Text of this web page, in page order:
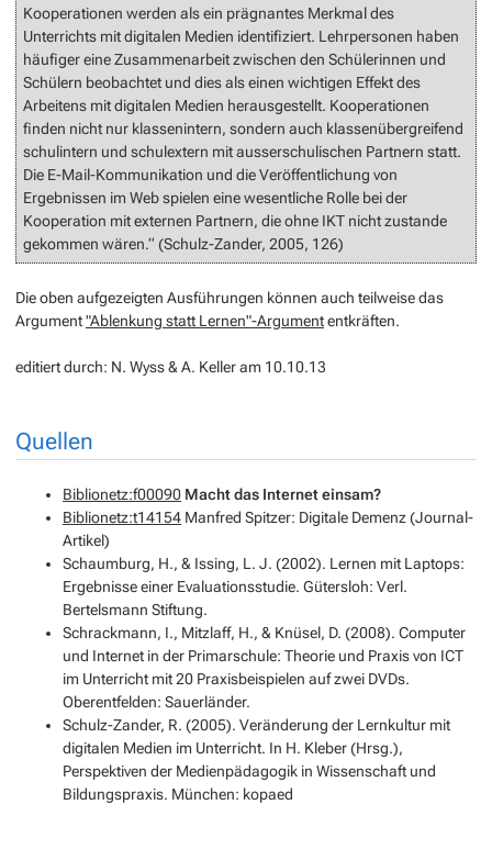
Kooperationen werden als ein prägnantes Merkmal des
Unterrichts mit digitalen Medien identifiziert. Lehrpersonen haben
häufiger eine Zusammenarbeit zwischen den Schülerinnen und
Schülern beobachtet und dies als einen wichtigen Effekt des
Arbeitens mit digitalen Medien herausgestellt. Kooperationen
finden nicht nur klassenintern, sondern auch klassenübergreifend
schulintern und schulextern mit ausserschulischen Partnern statt.
Die E-Mail-Kommunikation und die Veröffentlichung von
Ergebnissen im Web spielen eine wesentliche Rolle bei der
Kooperation mit externen Partnern, die ohne IKT nicht zustande
gekommen wären.“ (Schulz-Zander, 2005, 126)
Die oben aufgezeigten Ausführungen können auch teilweise das
Argument"Ablenkung statt Lernen"-Argumententkräften.
editiert durch: N. Wyss & A. Keller am 10.10.13
Quellen
Biblionetz:f00090 Macht das Internet einsam?
Biblionetz:t14154 Manfred Spitzer: Digitale Demenz (Journal-
Artikel)
Schaumburg, H., & Issing, L. J. (2002). Lernen mit Laptops:
Ergebnisse einer Evaluationsstudie. Gütersloh: Verl.
Bertelsmann Stiftung.
Schrackmann, I., Mitzlaff, H., & Knüsel, D. (2008). Computer
und Internet in der Primarschule: Theorie und Praxis von ICT
im Unterricht mit 20 Praxisbeispielen auf zwei DVDs.
Oberentfelden: Sauerländer.
Schulz-Zander, R. (2005). Veränderung der Lernkultur mit
digitalen Medien im Unterricht. In H. Kleber (Hrsg.),
Perspektiven der Medienpädagogik in Wissenschaft und
Bildungspraxis. München: kopaed